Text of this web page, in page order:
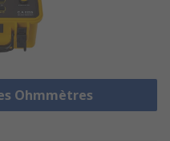
Ohmmètres